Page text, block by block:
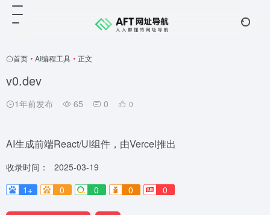
首页 • AI编程工具 • 正文
v0.dev
1年前发布 65 0 0
AI生成前端React/UI组件，由Vercel推出
收录时间：
2025-03-19
1+
0 0 0 0